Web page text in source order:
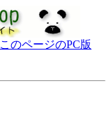
このページのPC版